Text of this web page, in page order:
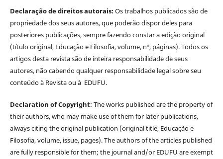
Declaração de direitos autorais:Os trabalhos publicados são de
propriedade dos seus autores, que poderão dispor deles para
posteriores publicações, sempre fazendo constar a edição original
(título original, Educação e Filosofia, volume, nº, páginas). Todos os
artigos desta revista são de inteira responsabilidade de seus
autores, não cabendo qualquer responsabilidade legal sobre seu
conteúdo à Revista ou à EDUFU.
Declaration of Copyright: The works published are the property of
their authors, who may make use of them for later publications,
always citing the original publication (original title, Educação e
Filosofia, volume, issue, pages). The authors of the articles published
are fully responsible for them; the journal and/or EDUFU are exempt